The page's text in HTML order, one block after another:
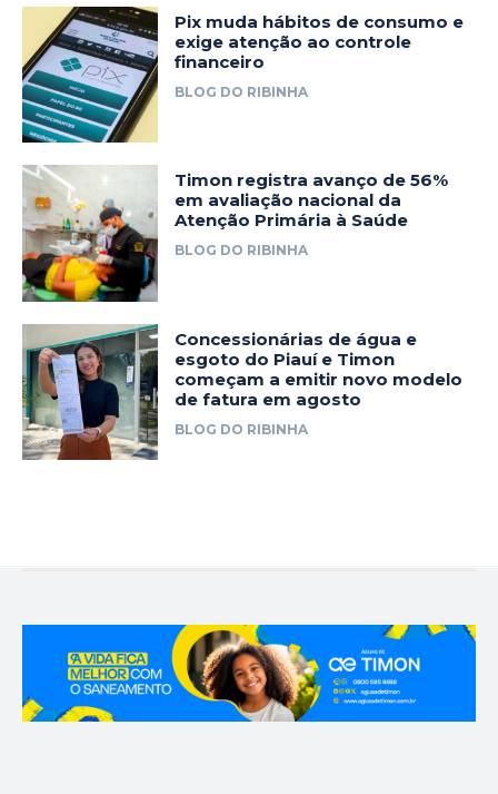
Pix muda hábitos de consumo e
exige atenção ao controle
financeiro
BLOG DO RIBINHA
Timon registra avanço de 56%
em avaliação nacional da
Atenção Primária à Saúde
BLOG DO RIBINHA
Concessionárias de água e
esgoto do Piauí e Timon
começam a emitir novo modelo
de fatura em agosto
BLOG DO RIBINHA